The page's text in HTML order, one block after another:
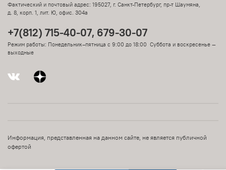
Фактический и почтовый адрес: 195027, г. Санкт-Петербург, пр-т Шаумяна,
д. 8, корп. 1, лит. Ю, офис. 304а
+7(812) 715-40-07, 679-30-07
Режим работы: Понедельник–пятница с 9:00 до 18:00 Суббота и воскресенье —
выходные
Информация, представленная на данном сайте, не является публичной
офертой